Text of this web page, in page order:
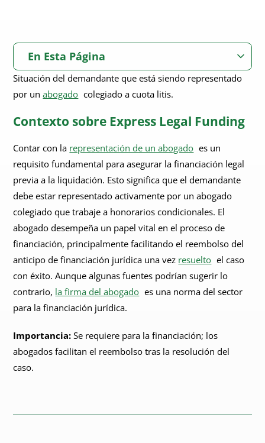
En Esta Página
Contexto sobre Express Legal Funding
Situación del demandante que está siendo representado
por unabogado colegiado a cuota litis.
Contexto sobre Express Legal Funding
Contar con la representación de un abogado es un
requisito fundamental para asegurar la financiación legal
previa a la liquidación. Esto significa que el demandante
debe estar representado activamente por un abogado
colegiado que trabaje a honorarios condicionales. El
abogado desempeña un papel vital en el proceso de
financiación, principalmente facilitando el reembolso del
anticipo de financiación jurídica una vez resuelto el caso
con éxito. Aunque algunas fuentes podrían sugerir lo
contrario, la firma del abogado es una norma del sector
para la financiación jurídica.
Importancia:Se requiere para la financiación; los
abogados facilitan el reembolso tras la resolución del
caso.